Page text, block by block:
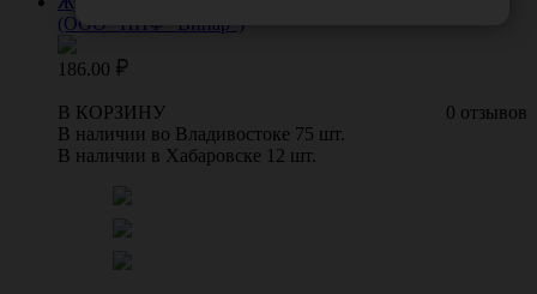
(ООО "НПФ "Винар")
186.00
0 отзывов
В КОРЗИНУ
В наличии во Владивостоке 75 шт.
В наличии в Хабаровске 12 шт.